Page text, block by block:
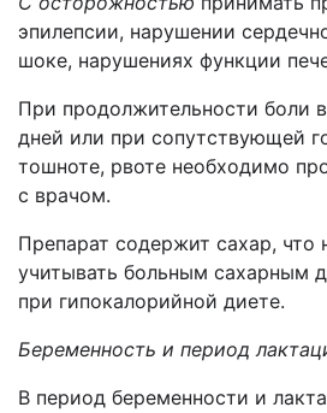
эпилепсии, нарушении
шоке, нарушениях функции
При продолжительности боли
дней или при сопутствующей
тошноте, рвоте необходимо
с врачом.
Препарат содержит сахар, что
учитывать больным сахарным
при гипокалорийной диете.
Беременность и период
В период беременности и